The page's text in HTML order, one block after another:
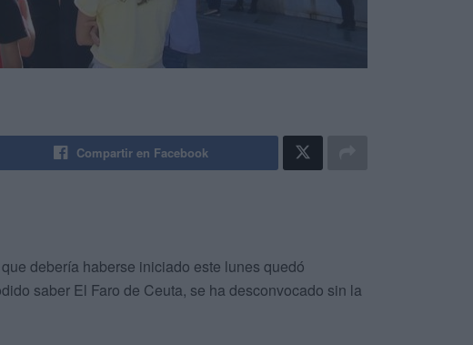
Compartir en Facebook
debería haberse iniciado este lunes quedó
saber El Faro de Ceuta, se ha desconvocado sin la